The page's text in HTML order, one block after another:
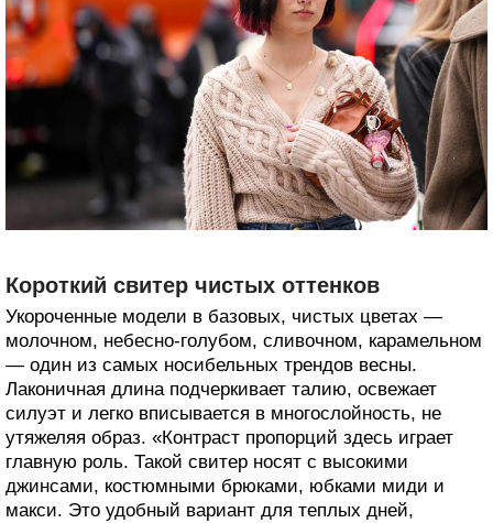
Короткий свитер чистых оттенков
Укороченные модели в базовых, чистых цветах —
молочном, небесно-голубом, сливочном, карамельном
— один из самых носибельных трендов весны.
Лаконичная длина подчеркивает талию, освежает
силуэт и легко вписывается в многослойность, не
утяжеляя образ. «Контраст пропорций здесь играет
главную роль. Такой свитер носят с высокими
джинсами, костюмными брюками, юбками миди и
макси. Это удобный вариант для теплых дней,